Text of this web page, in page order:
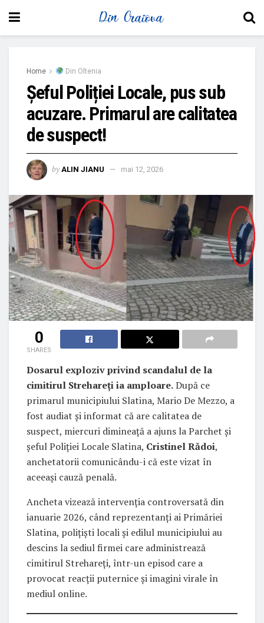
Home Din Oltenia
Șeful Poliției Locale, pus sub
acuzare. Primarul are calitatea
de suspect!
by ALIN JIANU mai 12, 2026
0
SHARES
Dosarul exploziv privind scandalul de la
cimitirul Strehareți ia amploare.După ce
primarul municipiului Slatina, Mario De Mezzo, a
fost audiat și informat că are calitatea de
suspect, miercuri dimineață a ajuns la Parchet și
șeful Poliției Locale Slatina, Cristinel Rădoi,
anchetatorii comunicându-i că este vizat în
aceeași cauză penală.
Ancheta vizează intervenția controversată din
ianuarie 2026, când reprezentanți ai Primăriei
Slatina, polițiști locali și edilul municipiului au
descins la sediul firmei care administrează
cimitirul Strehareți, într-un episod care a
provocat reacții puternice și imagini virale în
mediul online.